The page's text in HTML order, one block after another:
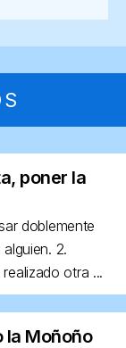
poner la
doblemente
2.
otra ...
la Moñoño